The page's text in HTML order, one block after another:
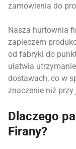
zamówienia do
Nasza hurtownia
zapleczem
od fabryki do
ułatwia
dostawach, co w
znaczenie niż
Dlaczego
Firany?